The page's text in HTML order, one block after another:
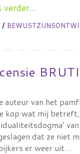
verder...
/
auteur van het
kop wat mij
dat ze niet
er weer uit…